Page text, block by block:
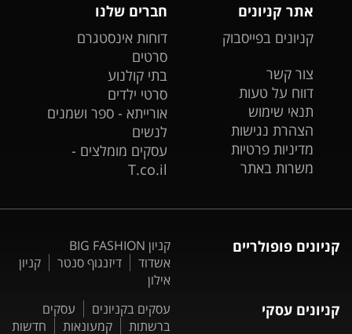
אתר קניונים
קניונים בפייסבוק
צור קשר
דווח על טעות
תנאי שימוש
הצהרת נגישות
מדיניות פרטיות
משרות באתר
חברים שלנו
דוחות אינסטגרם
סרטים
בתי קולנוע
סרטי ילדים
אורייתא - ספר ושמנים
לנשים
עסקים מומלצים -
T.co.il
קניונים פופולריים
קניון BIG FASHION
אשדוד
דיזנגוף סנטר
קניון
אילון
קניונים עסקי עסקים בקניונים
עסקים
ברשתות
קמעונאות חדשות